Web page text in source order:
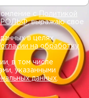
сПолитикой
РОЛЬФ, выражаю свое
в целях
на обработку
в том числе
указанными
данных